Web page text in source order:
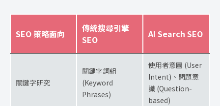
SEO 策略面向
傳統搜尋引擎
SEO
AI Search SEO
關鍵字研究
關鍵字詞組
(Keyword
Phrases)
使用者意圖 (User
Intent)、問題意
識 (Question-
based)